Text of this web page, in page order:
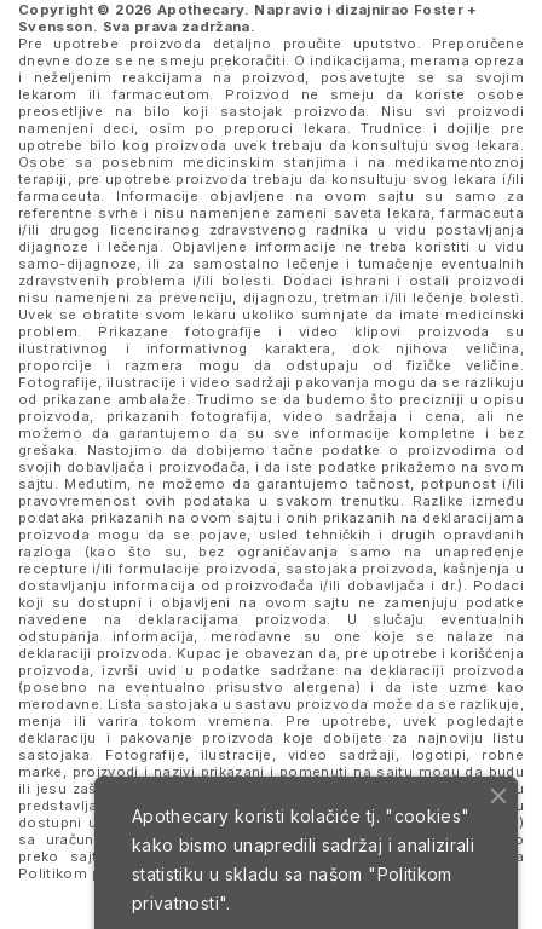
Copyright © 2026 Apothecary. Napravio i dizajnirao Foster +
Svensson. Sva prava zadržana.
Pre upotrebe proizvoda detaljno proučite uputstvo. Preporučene
dnevne doze se ne smeju prekoračiti. O indikacijama, merama opreza
i neželjenim reakcijama na proizvod, posavetujte se sa svojim
lekarom ili farmaceutom. Proizvod ne smeju da koriste osobe
preosetljive na bilo koji sastojak proizvoda. Nisu svi proizvodi
namenjeni deci, osim po preporuci lekara. Trudnice i dojilje pre
upotrebe bilo kog proizvoda uvek trebaju da konsultuju svog lekara.
Osobe sa posebnim medicinskim stanjima i na medikamentoznoj
terapiji, pre upotrebe proizvoda trebaju da konsultuju svog lekara i/ili
farmaceuta. Informacije objavljene na ovom sajtu su samo za
referentne svrhe i nisu namenjene zameni saveta lekara, farmaceuta
i/ili drugog licenciranog zdravstvenog radnika u vidu postavljanja
dijagnoze i lečenja. Objavljene informacije ne treba koristiti u vidu
samo-dijagnoze, ili za samostalno lečenje i tumačenje eventualnih
zdravstvenih problema i/ili bolesti. Dodaci ishrani i ostali proizvodi
nisu namenjeni za prevenciju, dijagnozu, tretman i/ili lečenje bolesti.
Uvek se obratite svom lekaru ukoliko sumnjate da imate medicinski
problem. Prikazane fotografije i video klipovi proizvoda su
ilustrativnog i informativnog karaktera, dok njihova veličina,
proporcije i razmera mogu da odstupaju od fizičke veličine.
Fotografije, ilustracije i video sadržaji pakovanja mogu da se razlikuju
od prikazane ambalaže. Trudimo se da budemo što precizniji u opisu
proizvoda, prikazanih fotografija, video sadržaja i cena, ali ne
možemo da garantujemo da su sve informacije kompletne i bez
grešaka. Nastojimo da dobijemo tačne podatke o proizvodima od
svojih dobavljača i proizvođača, i da iste podatke prikažemo na svom
sajtu. Međutim, ne možemo da garantujemo tačnost, potpunost i/ili
pravovremenost ovih podataka u svakom trenutku. Razlike između
podataka prikazanih na ovom sajtu i onih prikazanih na deklaracijama
proizvoda mogu da se pojave, usled tehničkih i drugih opravdanih
razloga (kao što su, bez ograničavanja samo na unapređenje
recepture i/ili formulacije proizvoda, sastojaka proizvoda, kašnjenja u
dostavljanju informacija od proizvođača i/ili dobavljača i dr.). Podaci
koji su dostupni i objavljeni na ovom sajtu ne zamenjuju podatke
navedene na deklaracijama proizvoda. U slučaju eventualnih
odstupanja informacija, merodavne su one koje se nalaze na
deklaraciji proizvoda. Kupac je obavezan da, pre upotrebe i korišćenja
proizvoda, izvrši uvid u podatke sadržane na deklaraciji proizvoda
(posebno na eventualno prisustvo alergena) i da iste uzme kao
merodavne. Lista sastojaka u sastavu proizvoda može da se razlikuje,
menja ili varira tokom vremena. Pre upotrebe, uvek pogledajte
deklaraciju i pakovanje proizvoda koje dobijete za najnoviju listu
sastojaka. Fotografije, ilustracije, video sadržaji, logotipi, robne
marke, proizvodi i nazivi prikazani i pomenuti na sajtu mogu da budu
ili jesu zaštitni znaci njihovih kompanija. Proizvodi prikazani na sajtu
predstavljaju deo ponude za poručivanje i ne podrazumeva se da su
dostupni u svakom trenutku. Sve cene su izražene u dinarima (RSD)
sa uračunatim PDV-om, dok je poručivanje omogućeno isključivo
preko sajta. Nastavkom i upotrebom ovog sajta slažete se sa
Politikom privatnostiiUslovima korišćenja i prodaje.
Apothecary koristi kolačiće tj. "cookies"
kako bismo unapredili sadržaj i analizirali
statistiku u skladu sa našom "Politikom
privatnosti".